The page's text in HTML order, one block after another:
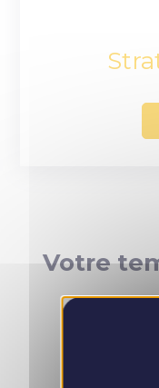
Votre